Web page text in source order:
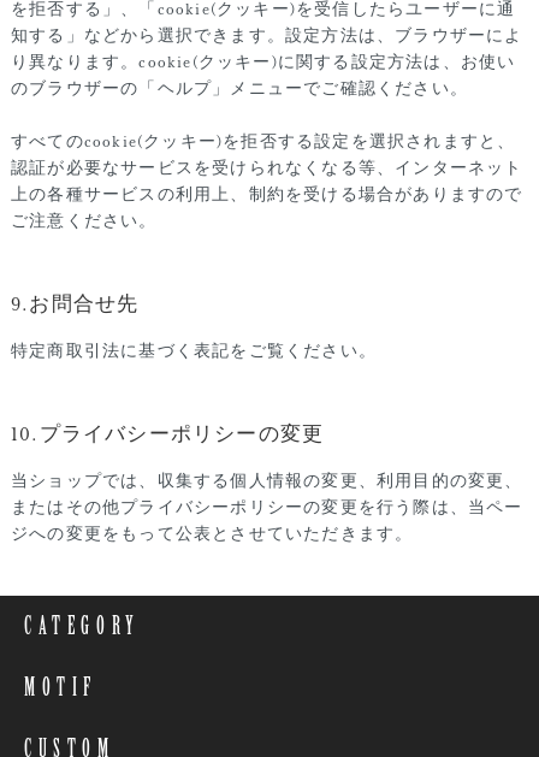
を拒否する」、「cookie(クッキー)を受信したらユーザーに通
知する」などから選択できます。設定方法は、ブラウザーによ
り異なります。cookie(クッキー)に関する設定方法は、お使い
のブラウザーの「ヘルプ」メニューでご確認ください。
すべてのcookie(クッキー)を拒否する設定を選択されますと、
認証が必要なサービスを受けられなくなる等、インターネット
上の各種サービスの利用上、制約を受ける場合がありますので
ご注意ください。
9.お問合せ先
特定商取引法に基づく表記をご覧ください。
10.プライバシーポリシーの変更
当ショップでは、収集する個人情報の変更、利用目的の変更、
またはその他プライバシーポリシーの変更を行う際は、当ペー
ジへの変更をもって公表とさせていただきます。
CATEGORY
MOTIF
CUSTOM